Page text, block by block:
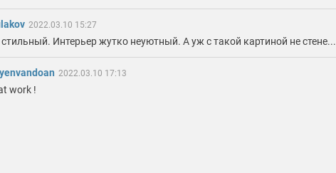
2022.03.10 15:27
стильный. Интерьер жутко неуютный. А уж с такой картиной не стене...
2022.03.10 17:13
work !